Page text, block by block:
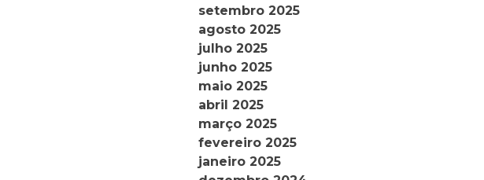
setembro 2025
agosto 2025
julho 2025
junho 2025
maio 2025
abril 2025
março 2025
fevereiro 2025
janeiro 2025